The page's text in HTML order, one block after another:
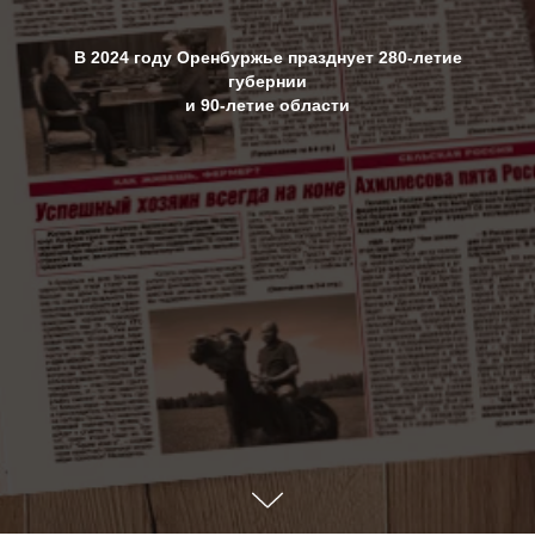
В 2024 году Оренбуржье празднует 280-летие
губернии
и 90-летие области